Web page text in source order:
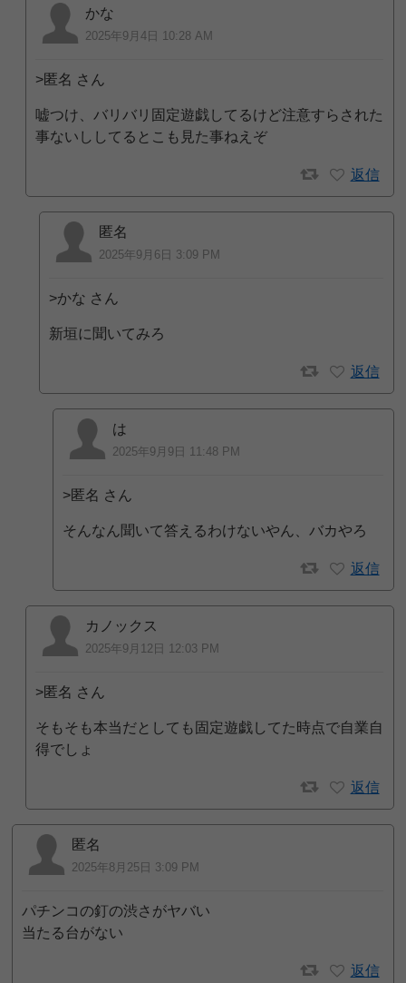
かな
2025年9月4日 10:28 AM
>匿名 さん
嘘つけ、バリバリ固定遊戯してるけど注意すらされた
事ないししてるとこも見た事ねえぞ
返信
匿名
2025年9月6日 3:09 PM
>かな さん
新垣に聞いてみろ
返信
は
2025年9月9日 11:48 PM
>匿名 さん
そんなん聞いて答えるわけないやん、バカやろ
返信
カノックス
2025年9月12日 12:03 PM
>匿名 さん
そもそも本当だとしても固定遊戯してた時点で自業自
得でしょ
返信
匿名
2025年8月25日 3:09 PM
パチンコの釘の渋さがヤバい
当たる台がない
返信